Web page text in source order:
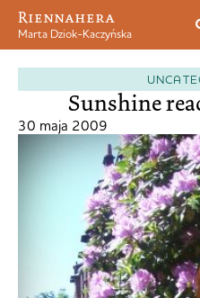
Riennahera
Marta Dziok-Kaczyńska
Sunshine
30 maja 2009